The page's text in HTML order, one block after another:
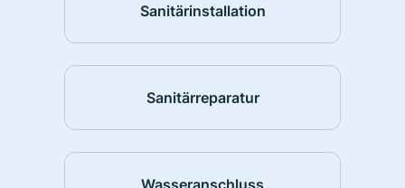
Sanitärinstallation
Sanitärreparatur
Wasseranschluss